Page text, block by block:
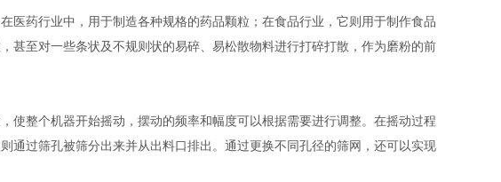
药行业中，用于制造各种规格的药品颗粒；在食品行业，它则用于制作食品
甚至对一些条状及不规则状的易碎、易松散物料进行打碎打散，作为磨粉的前
整个机器开始摇动，摆动的频率和幅度可以根据需要进行调整。在摇动过程
通过筛孔被筛分出来并从出料口排出。通过更换不同孔径的筛网，还可以实现